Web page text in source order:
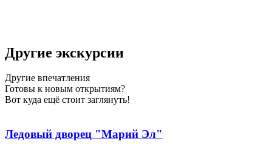
Другие экскурсии
Другие впечатления
Готовы к новым открытиям?
Вот куда ещё стоит заглянуть!
Ледовый дворец "Марий Эл"